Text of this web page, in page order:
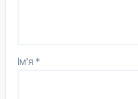
Ім'я*